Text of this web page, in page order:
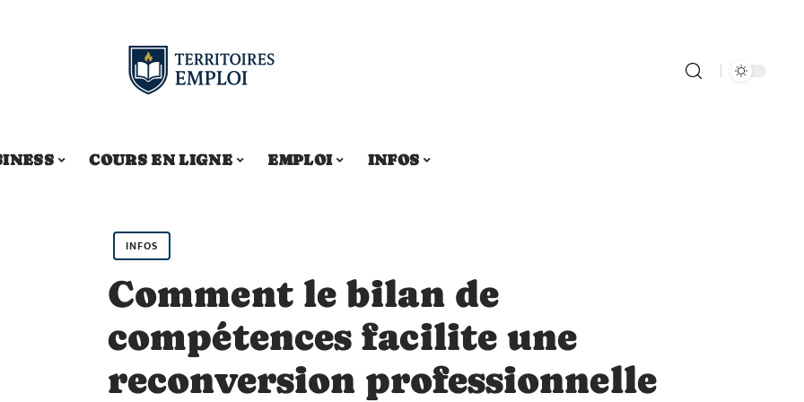
COURS EN LIGNE EMPLOI INFOS
INFOS
Comment le bilan de
compétences facilite une
reconversion professionnelle